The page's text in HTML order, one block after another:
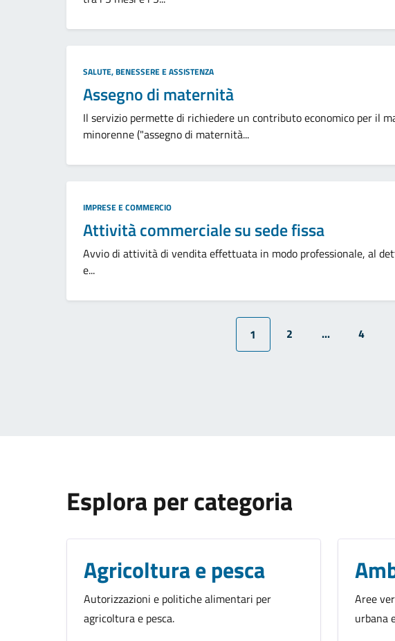
Categoria:
SALUTE, BENESSERE E ASSISTENZA
Assegno di maternità
Il servizio permette di richiedere un contributo economico per il
minorenne ("assegno di maternità...
Categoria:
IMPRESE E COMMERCIO
Attività commerciale su sede fissa
Avvio di attività di vendita effettuata in modo professionale, al
e...
1 2 ... 4
Esplora per categoria
Agricoltura e pesca
Autorizzazioni e politiche alimentari per
agricoltura e pesca.
Aree
urbana